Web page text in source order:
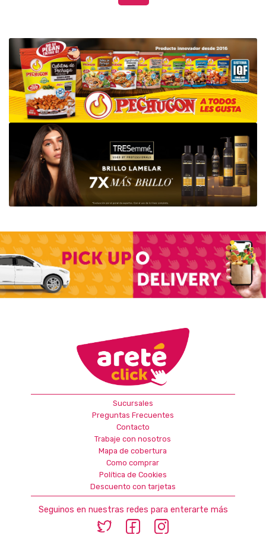
Sucursales
Preguntas Frecuentes
Contacto
Trabaje con nosotros
Mapa de cobertura
Como comprar
Política de Cookies
Descuento con tarjetas
Seguinos en nuestras redes para enterarte más